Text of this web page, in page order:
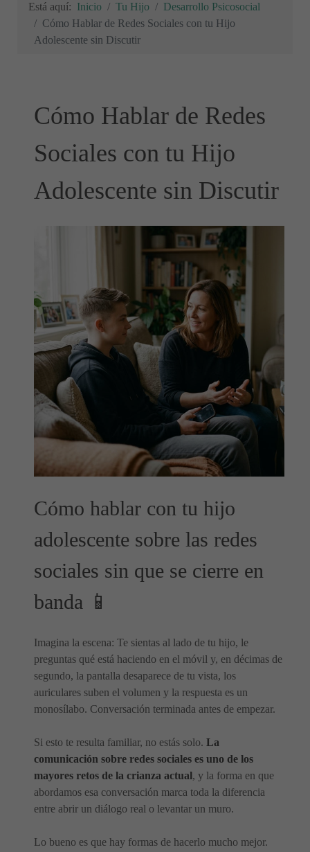
Está aquí: Inicio Tu Hijo
Desarrollo Psicosocial
Cómo Hablar de Redes Sociales con tu Hijo
Adolescente sin Discutir
Cómo Hablar de Redes
Sociales con tu Hijo
Adolescente sin Discutir
Cómo hablar con tu hijo
adolescente sobre las redes
sociales sin que se cierre en
banda 📱
Imagina la escena: Te sientas al lado de tu hijo, le
preguntas qué está haciendo en el móvil y, en décimas de
segundo, la pantalla desaparece de tu vista, los
auriculares suben el volumen y la respuesta es un
monosílabo. Conversación terminada antes de empezar.
Si esto te resulta familiar, no estás solo. La
comunicación sobre redes sociales es uno de los
mayores retos de la crianza actual, y la forma en que
abordamos esa conversación marca toda la diferencia
entre abrir un diálogo real o levantar un muro.
Lo bueno es que hay formas de hacerlo mucho mejor.